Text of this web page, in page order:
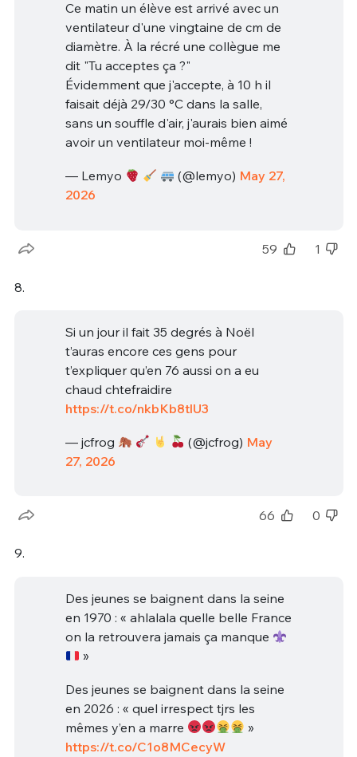
Ce matin un élève est arrivé avec un
ventilateur d'une vingtaine de cm de
diamètre. À la récré une collègue me
dit "Tu acceptes ça ?"
Évidemment que j'accepte, à 10 h il
faisait déjà 29/30 °C dans la salle,
sans un souffle d'air, j'aurais bien aimé
avoir un ventilateur moi-même !
— Lemyo (@lemyo) May 27,
2026
59 1
8.
Si un jour il fait 35 degrés à Noël
t’auras encore ces gens pour
t’expliquer qu’en 76 aussi on a eu
chaud chtefraidire
https://t.co/nkbKb8tlU3
— jcfrog (@jcfrog) May
27, 2026
66 0
9.
Des jeunes se baignent dans la seine
en 1970 : « ahlalala quelle belle France
on la retrouvera jamais ça manque
»
Des jeunes se baignent dans la seine
en 2026 : « quel irrespect tjrs les
mêmes y’en a marre
»
https://t.co/C1o8MCecyW